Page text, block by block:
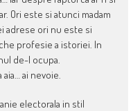
Ori este si atunci madam
adrese ori nu este si
profesie a istoriei. In
de-l ocupa.
ai nevoie.
electorala in stil